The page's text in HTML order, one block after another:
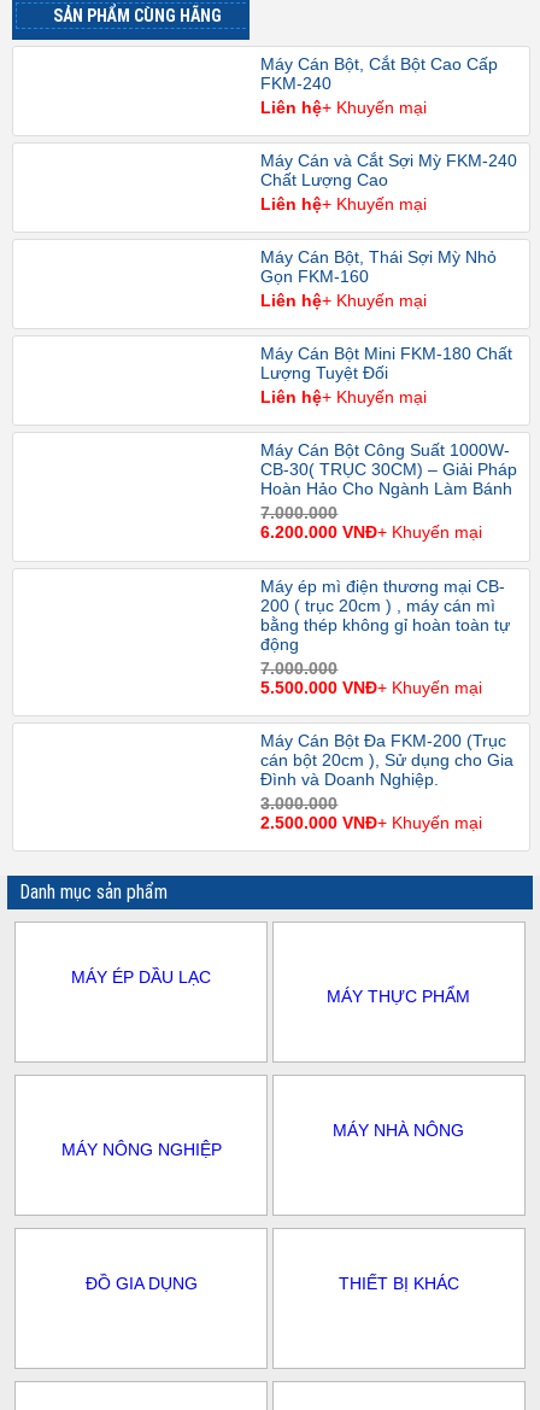
SẢN PHẨM CÙNG HÃNG
Máy Cán Bột, Cắt Bột Cao Cấp
FKM-240
Liên hệ+ Khuyến mại
Máy Cán và Cắt Sợi Mỳ FKM-240
Chất Lượng Cao
Liên hệ+ Khuyến mại
Máy Cán Bột, Thái Sợi Mỳ Nhỏ
Gọn FKM-160
Liên hệ+ Khuyến mại
Máy Cán Bột Mini FKM-180 Chất
Lượng Tuyệt Đối
Liên hệ+ Khuyến mại
Máy Cán Bột Công Suất 1000W-
CB-30( TRỤC 30CM) – Giải Pháp
Hoàn Hảo Cho Ngành Làm Bánh
7.000.000
6.200.000 VNĐ+ Khuyến mại
Máy ép mì điện thương mại CB-
200 ( trục 20cm ) , máy cán mì
bằng thép không gỉ hoàn toàn tự
động
7.000.000
5.500.000 VNĐ+ Khuyến mại
Máy Cán Bột Đa FKM-200 (Trục
cán bột 20cm ), Sử dụng cho Gia
Đình và Doanh Nghiệp.
3.000.000
2.500.000 VNĐ+ Khuyến mại
Danh mục sản phẩm
MÁY ÉP DẦU LẠC
MÁY THỰC PHẨM
MÁY NÔNG NGHIỆP
MÁY NHÀ NÔNG
ĐỒ GIA DỤNG THIẾT BỊ KHÁC